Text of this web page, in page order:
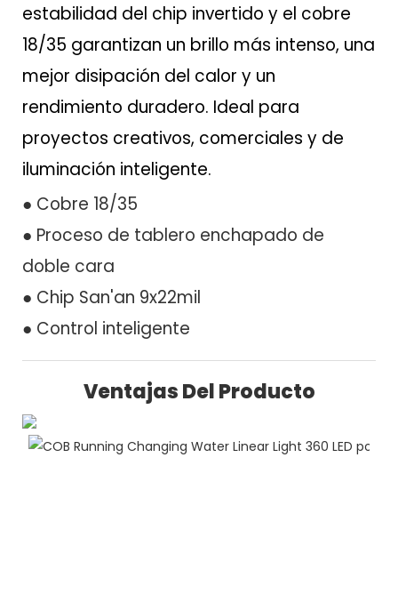
estabilidad del chip invertido y el cobre
18/35 garantizan un brillo más intenso, una
mejor disipación del calor y un
rendimiento duradero. Ideal para
proyectos creativos, comerciales y de
iluminación inteligente.
● Cobre 18/35
● Proceso de tablero enchapado de
doble cara
● Chip San'an 9x22mil
● Control inteligente
Ventajas Del Producto